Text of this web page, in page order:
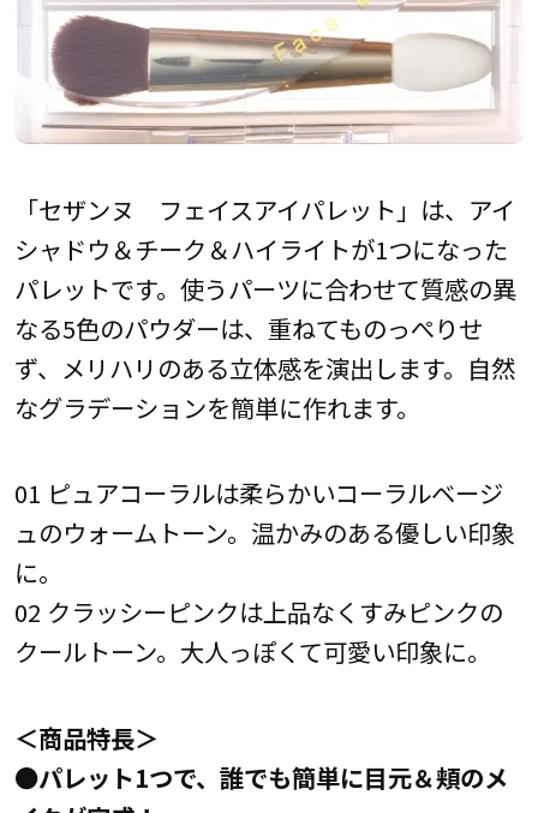
「セザンヌ フェイスアイパレット」は、アイ
シャドウ＆チーク＆ハイライトが1つになった
パレットです。使うパーツに合わせて質感の異
なる5色のパウダーは、重ねてものっぺりせ
ず、メリハリのある立体感を演出します。自然
なグラデーションを簡単に作れます。
01 ピュアコーラルは柔らかいコーラルベージ
ュのウォームトーン。温かみのある優しい印象
に。
02 クラッシーピンクは上品なくすみピンクの
クールトーン。大人っぽくて可愛い印象に。
＜商品特長＞
●パレット1つで、誰でも簡単に目元＆頬のメ